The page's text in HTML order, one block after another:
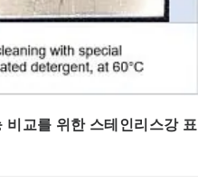
비교를 위한 스테인리스강 표